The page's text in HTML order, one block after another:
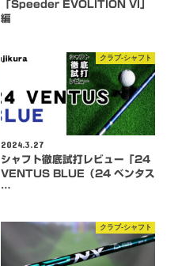
「Speeder EVOLITION VI」
編
クラブ-シャフト
2024.3.27
シャフト徹底試打レビュー「24
VENTUS BLUE（24 ベンタス
…
クラブ-シャフト